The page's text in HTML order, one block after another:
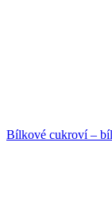
Bílkové cukroví –